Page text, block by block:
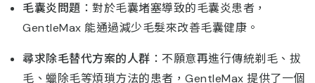
毛囊炎問題 ：對於毛囊堵塞導致的毛囊炎患者，
GentleMax 能通過減少毛髮來改善毛囊健康。
尋求除毛替代方案的人群 ：不願意再進行傳統剃毛、拔
毛、蠟除毛等煩瑣方法的患者，GentleMax 提供了一個